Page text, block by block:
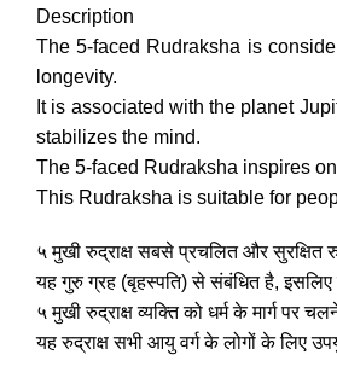
Description
The 5-faced Rudraksha is
longevity.
It is associated with the planet
stabilizes the mind.
The 5-faced Rudraksha inspires
This Rudraksha is suitable for
५ मुखी रुद्राक्ष सबसे प्रचलित और सुरक्षित
यह गुरु ग्रह (बृहस्पति) से संबंधित है, इसलिए
५ मुखी रुद्राक्ष व्यक्ति को धर्म के मार्ग पर
यह रुद्राक्ष सभी आयु वर्ग के लोगों के लिए